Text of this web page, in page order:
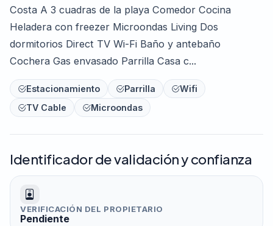
Costa A 3 cuadras de la playa Comedor Cocina
Heladera con freezer Microondas Living Dos
dormitorios Direct TV Wi-Fi Baño y antebaño
Cochera Gas envasado Parrilla Casa c...
Estacionamiento Parrilla
Wifi
TV Cable
Microondas
Identificador de validación y confianza
VERIFICACIÓN DEL PROPIETARIO
Pendiente